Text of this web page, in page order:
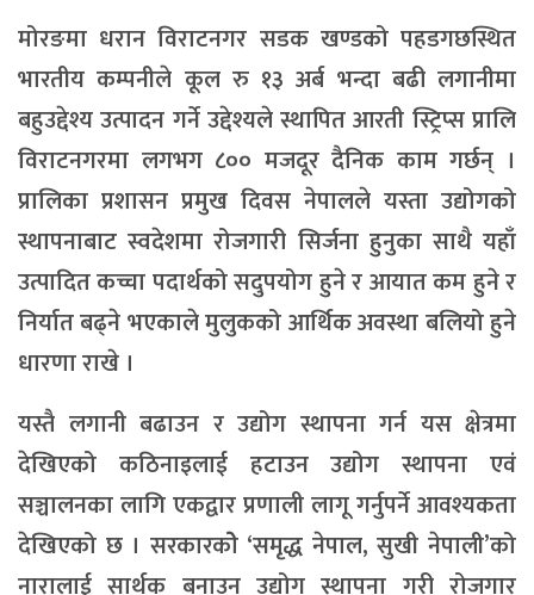
मोरङमा धरान विराटनगर सडक खण्डको पहडगछस्थित
भारतीय कम्पनीले कूल रु १३ अर्ब भन्दा बढी लगानीमा
बहुउद्देश्य उत्पादन गर्ने उद्देश्यले स्थापित आरती स्ट्रिप्स प्रालि
विराटनगरमा लगभग ८०० मजदूर दैनिक काम गर्छन् ।
प्रालिका प्रशासन प्रमुख दिवस नेपालले यस्ता उद्योगको
स्थापनाबाट स्वदेशमा रोजगारी सिर्जना हुनुका साथै यहाँ
उत्पादित कच्चा पदार्थको सदुपयोग हुने र आयात कम हुने र
निर्यात बढ्ने भएकाले मुलुकको आर्थिक अवस्था बलियो हुने
धारणा राखे ।
यस्तै लगानी बढाउन र उद्योग स्थापना गर्न यस क्षेत्रमा
देखिएको कठिनाइलाई हटाउन उद्योग स्थापना एवं
सञ्चालनका लागि एकद्वार प्रणाली लागू गर्नुपर्ने आवश्यकता
देखिएको छ । सरकारकोे ‘समृद्ध नेपाल, सुखी नेपाली’को
नारालाई सार्थक बनाउन उद्योग स्थापना गरी रोजगार